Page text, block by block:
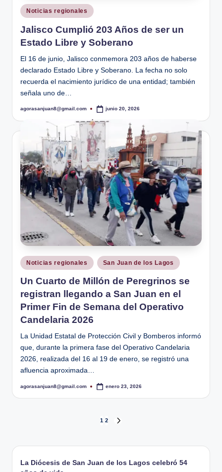
Publicado
en
Noticias regionales
Jalisco Cumplió 203 Años de ser un
Estado Libre y Soberano
El 16 de junio, Jalisco conmemora 203 años de haberse
declarado Estado Libre y Soberano. La fecha no solo
recuerda el nacimiento jurídico de una entidad; también
señala uno de…
Publicado
agorasanjuan8@gmail.com junio 20, 2026
Publicado
en
Noticias regionales San Juan de los Lagos
Un Cuarto de Millón de Peregrinos se
registran llegando a San Juan en el
Primer Fin de Semana del Operativo
Candelaria 2026
La Unidad Estatal de Protección Civil y Bomberos informó
que, durante la primera fase del Operativo Candelaria
2026, realizada del 16 al 19 de enero, se registró una
afluencia aproximada…
Publicado
agorasanjuan8@gmail.com enero 23, 2026
de
entradas
1 2
La Diócesis de San Juan de los Lagos celebró 54